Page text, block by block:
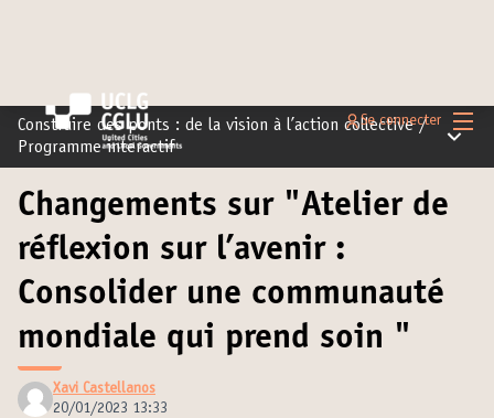
Se connecter
Construire des ponts : de la vision à l’action collective /
Programme interactif
Menu
Changements sur "Atelier de
réflexion sur l’avenir :
Consolider une communauté
mondiale qui prend soin "
Xavi Castellanos
20/01/2023 13:33